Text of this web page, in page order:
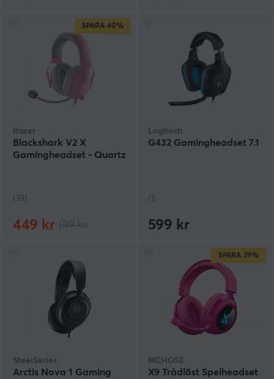
SPARA 40%
Razer
Blackshark V2 X
Gamingheadset - Quartz
(39)
449 kr
Logitech
G432 Gamingheadset 7.1
(1)
599 kr
SteelSeries
Arctis Nova 1 Gaming
SPARA 29%
MCHOSE
X9 Trådlöst Spelheadset